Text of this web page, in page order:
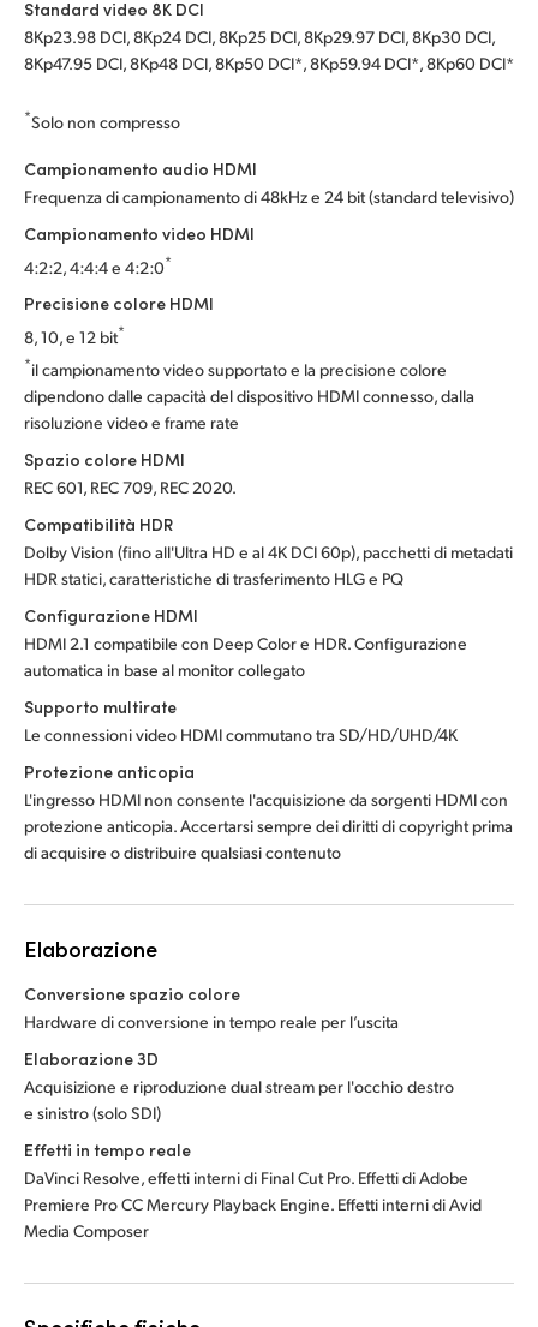
Standard video 8K DCI
8Kp23.98 DCI, 8Kp24 DCI, 8Kp25 DCI, 8Kp29.97 DCI, 8Kp30 DCI,
8Kp47.95 DCI, 8Kp48 DCI, 8Kp50 DCI*, 8Kp59.94 DCI*, 8Kp60 DCI*
*Solo non compresso
Campionamento audio HDMI
Frequenza di campionamento di 48kHz e 24 bit (standard televisivo)
Campionamento video HDMI
4:2:2, 4:4:4 e 4:2:0*
Precisione colore HDMI
8, 10, e 12 bit*
*il campionamento video supportato e la precisione colore
dipendono dalle capacità del dispositivo HDMI connesso, dalla
risoluzione video e frame rate
Spazio colore HDMI
REC 601, REC 709, REC 2020.
Compatibilità HDR
Dolby Vision (fino all'Ultra HD e al 4K DCI 60p), pacchetti di metadati
HDR statici, caratteristiche di trasferimento HLG e PQ
Configurazione HDMI
HDMI 2.1 compatibile con Deep Color e HDR. Configurazione
automatica in base al monitor collegato
Supporto multirate
Le connessioni video HDMI commutano tra SD/HD/UHD/4K
Protezione anticopia
L'ingresso HDMI non consente l'acquisizione da sorgenti HDMI con
protezione anticopia. Accertarsi sempre dei diritti di copyright prima
di acquisire o distribuire qualsiasi contenuto
Elaborazione
Conversione spazio colore
Hardware di conversione in tempo reale per l’uscita
Elaborazione 3D
Acquisizione e riproduzione dual stream per l'occhio destro
e sinistro (solo SDI)
Effetti in tempo reale
DaVinci Resolve, effetti interni di Final Cut Pro. Effetti di Adobe
Premiere Pro CC Mercury Playback Engine. Effetti interni di Avid
Media Composer